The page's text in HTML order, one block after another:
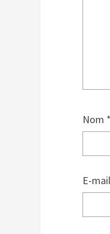
Nom *
E-mail